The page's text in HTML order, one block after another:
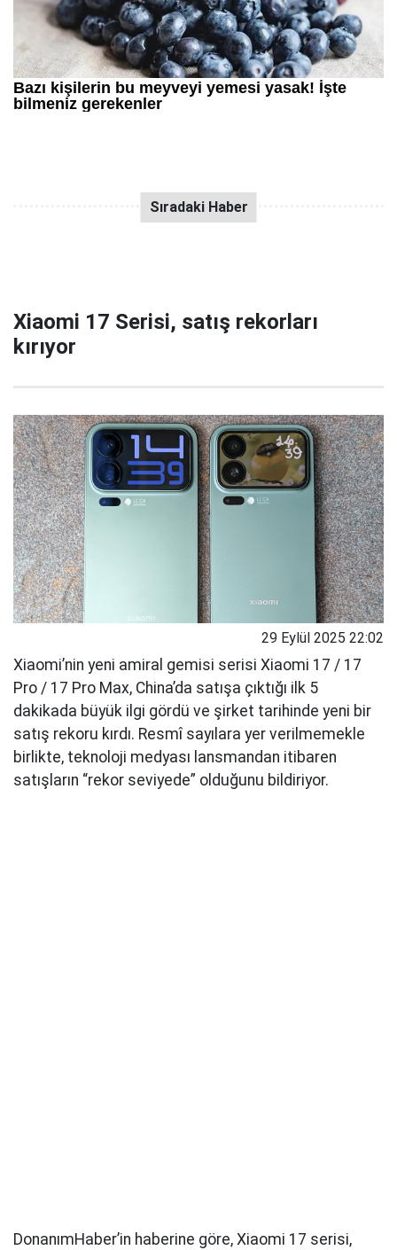
Xiaomi 17 Serisi, satış rekorları
kırıyor
29 Eylül 2025 22:02
Xiaomi’nin yeni amiral gemisi serisi Xiaomi 17 / 17
Pro / 17 Pro Max, China’da satışa çıktığı ilk 5
dakikada büyük ilgi gördü ve şirket tarihinde yeni bir
satış rekoru kırdı. Resmî sayılara yer verilmemekle
birlikte, teknoloji medyası lansmandan itibaren
satışların “rekor seviyede” olduğunu bildiriyor.
DonanımHaber’in haberine göre, Xiaomi 17 serisi,